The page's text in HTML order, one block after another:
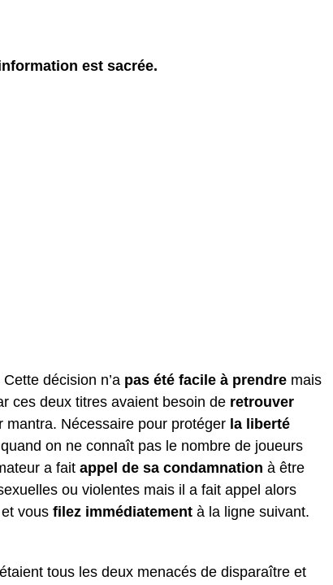
est sacrée.
décision n’a pas été facile à prendre mais
ces deux titres avaient besoin de retrouver
mantra. Nécessaire pour protéger la liberté
on ne connaît pas le nombre de joueurs
a fait appel de sa condamnation à être
ou violentes mais il a fait appel alors
vous filez immédiatement à la ligne suivant.
étaient tous les deux menacés de disparaître et